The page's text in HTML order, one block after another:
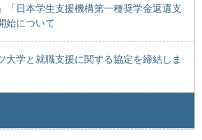
「日本学生支援機構第一種奨学金返還支
始について
大学と就職支援に関する協定を締結しま